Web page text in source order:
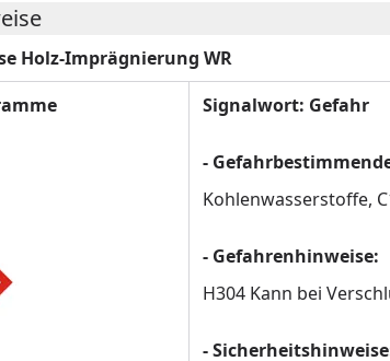
Holz-Imprägnierung WR
Signalwort: Gefahr
-
Kohlenwasserstoffe,
- Gefahrenhinweise:
H304 Kann bei
-